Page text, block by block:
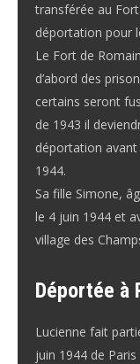
transférée au
déportation pour
Le Fort de
d’abord des
certains seront
de 1943 il
déportation
1944.
Sa fille Simone,
le 4 juin 1944 et
village des
Déportée à
Lucienne fait
juin 1944 de Paris